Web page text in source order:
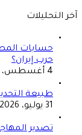
آخر التحليلات
حسابات
حرب إيران؟
4 أغسطس، 2026
طبيعة
31 يوليو، 2026
تصدير